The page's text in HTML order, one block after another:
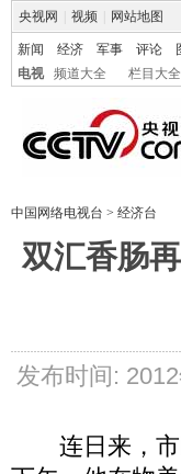
央视网 视频 网站地图
新闻 经济 军事 评论
电视
频道大全 栏目大全
中国网络电视台 > 经济台
双汇香肠
发布时间:
连日来，市